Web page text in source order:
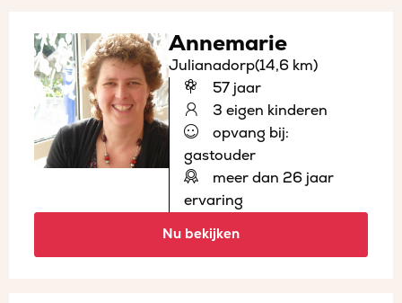
Annemarie
Julianadorp(14,6 km)
57 jaar
3 eigen kinderen
opvang bij:
gastouder
meer dan 26 jaar
ervaring
Nu bekijken